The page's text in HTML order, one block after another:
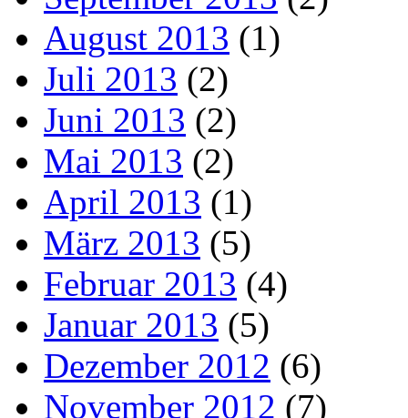
August 2013 (1)
Juli 2013 (2)
Juni 2013 (2)
Mai 2013 (2)
April 2013 (1)
März 2013 (5)
Februar 2013 (4)
Januar 2013 (5)
Dezember 2012 (6)
November 2012 (7)